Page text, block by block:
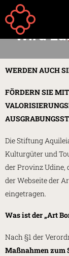
Direkt zum Inhalt
Your
are
here
Startseite
Wird
WERDEN AUCH
FÖRDERN SIE
Die Stiftung
Kulturgüter und
der Provinz Udine,
der Webseite der
eingetragen.
Was ist der „Art
Nach §1 der
Maßnahmen zum